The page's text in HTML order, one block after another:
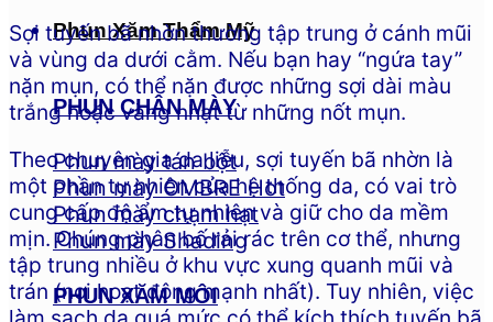
Phun Xăm Thẩm Mỹ
PHUN CHÂN MÀY
Phun mày tán bột
Phun mày OMBRE
Phun mày chạm hạt
Phun mày Shading
PHUN XĂM MÔI
Sợi tuyến bã nhờn thường tập trung ở cánh mũi
và vùng da dưới cằm. Nếu bạn hay “ngứa tay”
nặn mụn, có thể nặn được những sợi dài màu
trắng hoặc vàng nhạt từ những nốt mụn.
Theo chuyên gia da liễu, sợi tuyến bã nhờn là
một phần tự nhiên của hệ thống da, có vai trò
cung cấp độ ẩm tự nhiên và giữ cho da mềm
mịn. Chúng phân bố rải rác trên cơ thể, nhưng
tập trung nhiều ở khu vực xung quanh mũi và
trán (nơi hoạt động mạnh nhất). Tuy nhiên, việc